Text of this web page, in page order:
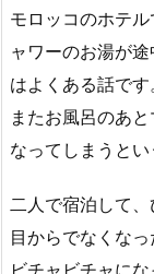
モロッコのホテ
ャワーのお湯が
はよくある話です
またお風呂のあ
なってしまうとい
二人で宿泊して
目からでなくな